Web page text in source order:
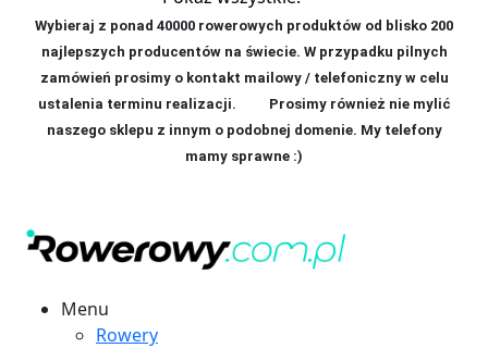
Wybieraj z ponad 40000 rowerowych produktów od blisko 200
najlepszych producentów na świecie. W przypadku pilnych
zamówień prosimy o kontakt mailowy / telefoniczny w celu
ustalenia terminu realizacji. Prosimy również nie mylić
naszego sklepu z innym o podobnej domenie. My telefony
mamy sprawne :)
Menu
Rowery